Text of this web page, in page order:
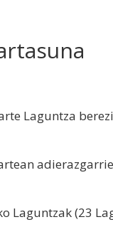
Laguntza
Laguntzak (23